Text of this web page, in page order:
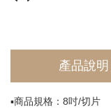
產品說明
▪️商品規格：8吋/切片